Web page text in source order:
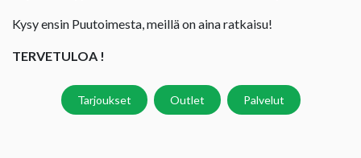
Kysy ensin Puutoimesta, meillä on aina ratkaisu!
TERVETULOA !
Tarjoukset Outlet Palvelut